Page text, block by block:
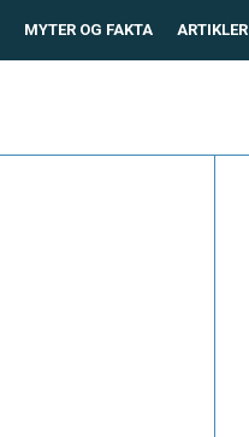
MYTER OG FAKTA ARTIKLER